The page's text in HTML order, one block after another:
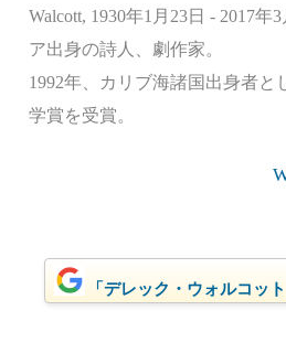
Walcott, 1930年1月23日 - 2017年
ア出身の詩人、劇作家。
1992年、カリブ海諸国出身者と
学賞を受賞。
「デレック・ウォルコッ